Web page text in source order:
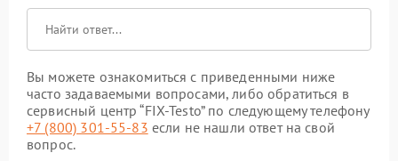
Вы можете ознакомиться с приведенными ниже
часто задаваемыми вопросами, либо обратиться в
сервисный центр “FIX-Testo” по следующему телефону
+7 (800) 301-55-83 если не нашли ответ на свой
вопрос.